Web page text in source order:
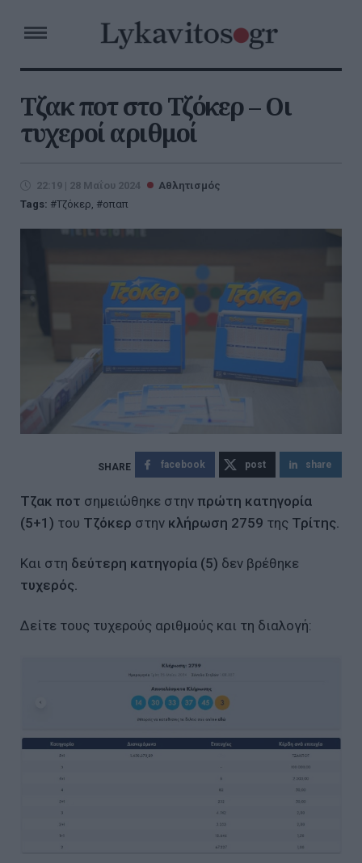
Τζακ ποτ στο Τζόκερ – Οι
τυχεροί αριθμοί
22:19 | 28 Μαΐου 2024
Αθλητισμός
Tags:
Τζόκερ, οπαπ
facebook post share
Τζακ ποτ σημειώθηκε στην πρώτη κατηγορία
(5+1) του Τζόκερ στην κλήρωση 2759 της Τρίτης.
Και στη δεύτερη κατηγορία (5) δεν βρέθηκε
τυχερός.
Δείτε τους τυχερούς αριθμούς και τη διαλογή: